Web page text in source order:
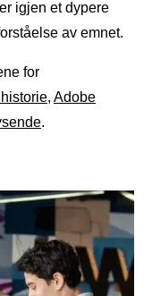
igjen et dypere
av emnet.
for
, Adobe
.